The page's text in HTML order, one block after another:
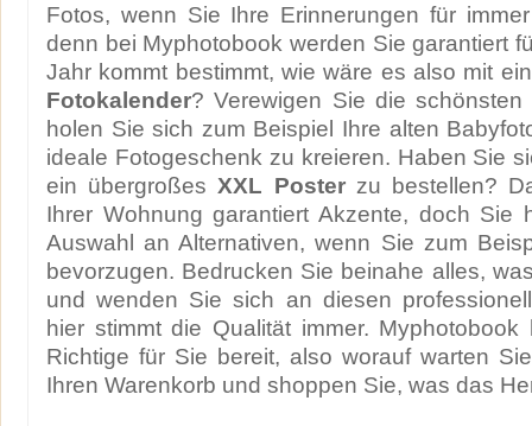
Fotos, wenn Sie Ihre Erinnerungen für
denn bei Myphotobook werden Sie garantiert
Jahr kommt bestimmt, wie wäre es also mit
Fotokalender? Verewigen Sie die schönsten
holen Sie sich zum Beispiel Ihre alten
ideale Fotogeschenk zu kreieren. Haben Sie
ein übergroßesXXL Posterzu bestellen?
Ihrer Wohnung garantiert Akzente, doch Sie
Auswahl an Alternativen, wenn Sie zum
bevorzugen. Bedrucken Sie beinahe alles,
und wenden Sie sich an diesen
hier stimmt die Qualität immer. Myphotobook
Richtige für Sie bereit, also worauf warten
Ihren Warenkorb und shoppen Sie, was das